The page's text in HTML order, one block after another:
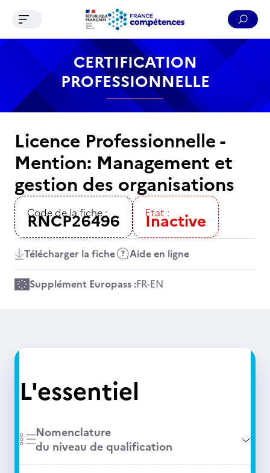
Contenu Recherche Menu Pied de page
Ouvrir le menu de navigation
CERTIFICATION
PROFESSIONNELLE
Licence Professionnelle -
Mention: Management et
gestion des organisations
Code de la fiche :
RNCP26496 Etat :
Inactive
Télécharger la fiche Aide en ligne
Supplément Europass :FR-EN
L'essentiel
Nomenclature
du niveau de qualification